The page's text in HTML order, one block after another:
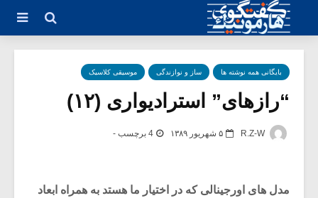
بایگانی همه نوشته ها ساز و نوازندگی موسیقی کلاسیک
“رازهای” استرادیواری (۱۲)
R.Z-W ۵ شهریور ۱۳۸۹ 4 برچسب -
مدل های اورجینالی که در اختیار ما هستد به همراه ابعاد